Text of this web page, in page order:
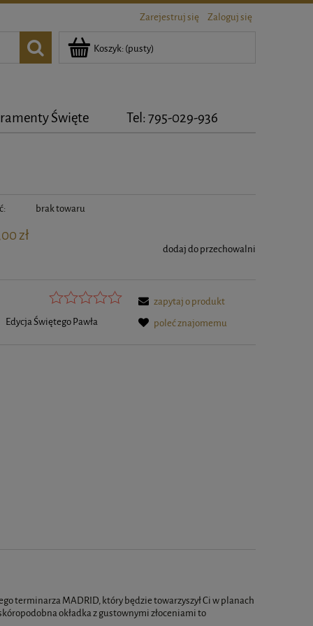
Zarejestruj się Zaloguj się
Koszyk: (pusty)
Święte Tel: 795-029-936
brak towaru
zł
dodaj do przechowalni
Edycja Świętego Pawła
zapytaj o produkt
poleć znajomemu
terminarza MADRID, który będzie towarzyszył Ci w planach
okładka z gustownymi złoceniami to